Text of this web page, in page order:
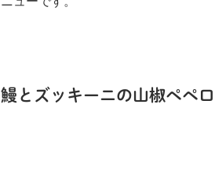
鰻とズッキーニの山椒ペペ